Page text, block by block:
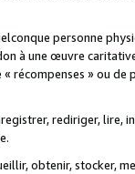
personne
à une œuvre
récompenses » ou
rediriger,
obtenir, stocker,